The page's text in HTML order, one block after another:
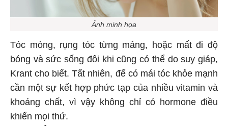
Ảnh minh họa
Tóc mỏng, rụng tóc từng mảng, hoặc mất đi độ
bóng và sức sống đôi khi cũng có thể do suy giáp,
Krant cho biết. Tất nhiên, để có mái tóc khỏe mạnh
cần một sự kết hợp phức tạp của nhiều vitamin và
khoáng chất, vì vậy không chỉ có hormone điều
khiển mọi thứ.